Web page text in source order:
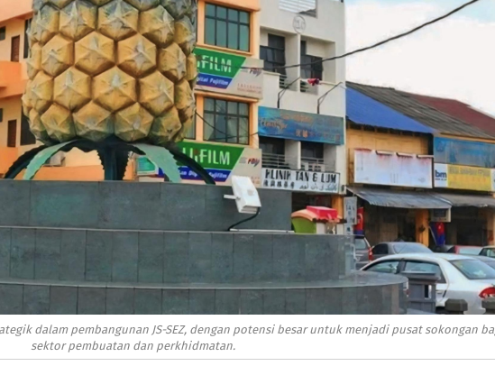
dalam pembangunan JS-SEZ, dengan potensi besar untuk menjadi pusat sokongan
sektor pembuatan dan perkhidmatan.